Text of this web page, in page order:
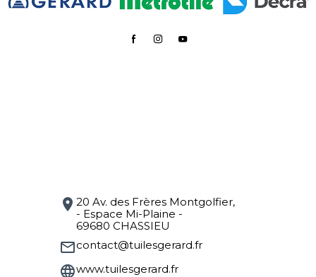
location_on 20 Av. des Frères Montgolfier,
- Espace Mi-Plaine -
69680 CHASSIEU
mail_outlinecontact@tuilesgerard.fr
languagewww.tuilesgerard.fr